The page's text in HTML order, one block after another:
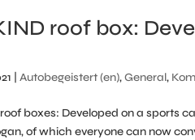
roof box:
|Autobegeistert (en),General,
roof boxes: Developed on a sports
of which everyone can now